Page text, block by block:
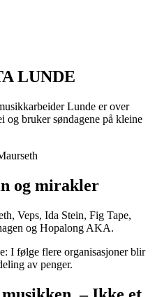
LUNDE
Lunde er over
og bruker søndagene på kleine
og mirakler
Veps, Ida Stein, Fig Tape,
og Hopalong AKA.